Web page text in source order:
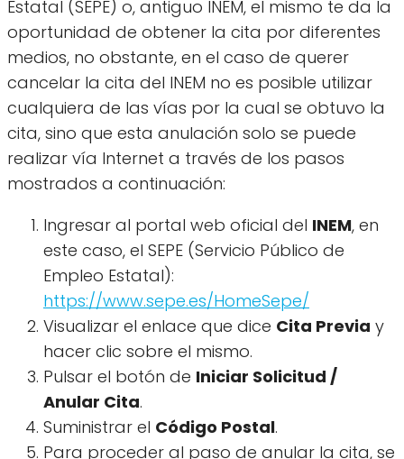
Estatal (SEPE) o, antiguo INEM, el mismo te da la
oportunidad de obtener la cita por diferentes
medios, no obstante, en el caso de querer
cancelar la cita del INEM no es posible utilizar
cualquiera de las vías por la cual se obtuvo la
cita, sino que esta anulación solo se puede
realizar vía Internet a través de los pasos
mostrados a continuación:
Ingresar al portal web oficial del INEM, en
este caso, el SEPE (Servicio Público de
Empleo Estatal):
https://www.sepe.es/HomeSepe/
Visualizar el enlace que dice Cita Previa y
hacer clic sobre el mismo.
Pulsar el botón de Iniciar Solicitud /
Anular Cita.
Suministrar el Código Postal.
Para proceder al paso de anular la cita, se